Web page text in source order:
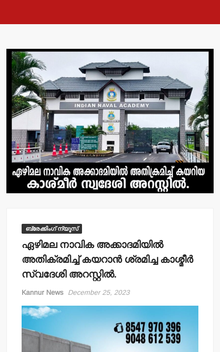
ബ്രേക്കിംഗ് ന്യൂസ്
ഏഴിമല നാവിക അക്കാദമിയില്‍
അതിക്രമിച്ച് കയറാന്‍ ശ്രമിച്ച കാശ്മീര്‍
സ്വദേശി അറസ്റ്റില്‍.
Kannur News December 25, 2023